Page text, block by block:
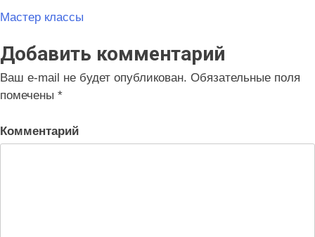
Навигация
по
записям
Мастер классы
Добавить комментарий
Ваш e-mail не будет опубликован. Обязательные поля
помечены *
Комментарий